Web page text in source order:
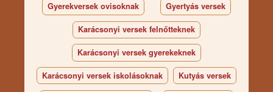
Gyerekversek ovisoknak Gyertyás versek
Karácsonyi versek felnőtteknek
Karácsonyi versek gyerekeknek
Karácsonyi versek iskolásoknak Kutyás versek